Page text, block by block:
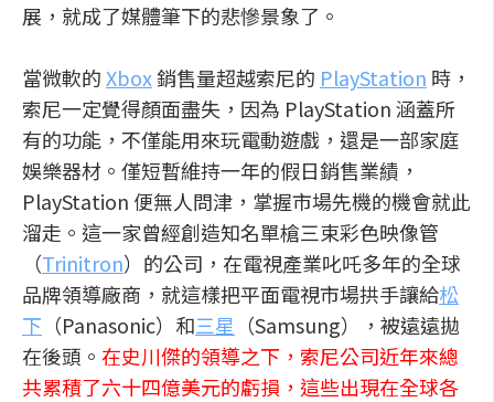
展，就成了媒體筆下的悲慘景象了。
當微軟的Xbox銷售量超越索尼的 PlayStation 時，
索尼一定覺得顏面盡失，因為 PlayStation 涵蓋所
有的功能，不僅能用來玩電動遊戲，還是一部家庭
娛樂器材。僅短暫維持一年的假日銷售業績，
PlayStation 便無人問津，掌握市場先機的機會就此
溜走。這一家曾經創造知名單槍三束彩色映像管
（Trinitron）的公司，在電視產業叱吒多年的全球
品牌領導廠商，就這樣把平面電視市場拱手讓給松
下 （Panasonic）和三星 （Samsung），被遠遠拋
在後頭。 在史川傑的領導之下，索尼公司近年來總
共累積了六十四億美元的虧損，這些出現在全球各